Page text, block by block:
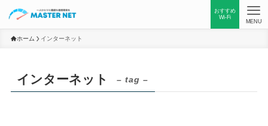
おすすめ
Wi-Fi
MENU
ホーム インターネット
インターネット – tag –